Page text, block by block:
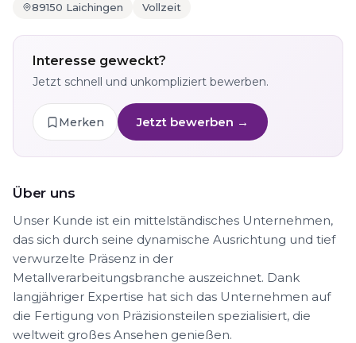
89150 Laichingen Vollzeit
Interesse geweckt?
Jetzt schnell und unkompliziert bewerben.
Merken Jetzt bewerben →
Über uns
Unser Kunde ist ein mittelständisches Unternehmen,
das sich durch seine dynamische Ausrichtung und tief
verwurzelte Präsenz in der
Metallverarbeitungsbranche auszeichnet. Dank
langjähriger Expertise hat sich das Unternehmen auf
die Fertigung von Präzisionsteilen spezialisiert, die
weltweit großes Ansehen genießen.